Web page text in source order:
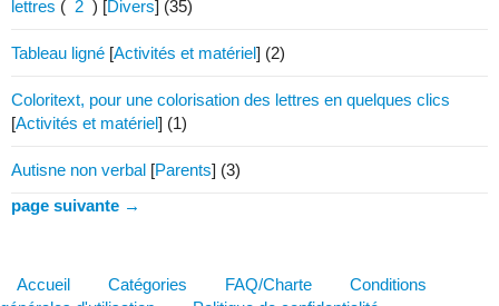
lettres ( 2 ) [Divers] (35)
Tableau ligné [Activités et matériel] (2)
Coloritext, pour une colorisation des lettres en quelques clics
[Activités et matériel] (1)
Autisne non verbal [Parents] (3)
page suivante →
Accueil Catégories FAQ/Charte
Conditions